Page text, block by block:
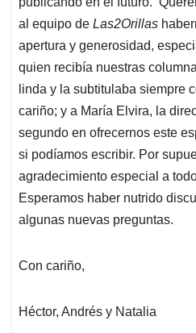
al equipo de Las2Orillas
apertura y generosidad,
quien recibía nuestras
linda y la subtitulaba siempre
cariño; y a María Elvira, la
segundo en ofrecernos este
si podíamos escribir. Por
agradecimiento especial a
Esperamos haber nutrido
algunas nuevas preguntas.
Con cariño,
Héctor, Andrés y Natalia